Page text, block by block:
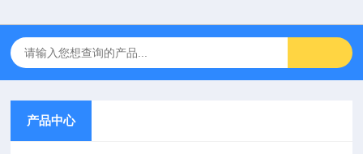
产品中心